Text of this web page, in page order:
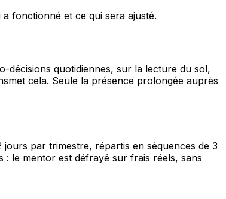
fonctionné et ce qui sera ajusté.
décisions quotidiennes, sur la lecture du sol,
cela. Seule la présence prolongée auprès
par trimestre, répartis en séquences de 3
: le mentor est défrayé sur frais réels, sans